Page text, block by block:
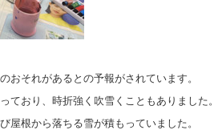
おそれがあるとの予報がされています。
ており、時折強く吹雪くこともありました。
屋根から落ちる雪が積もっていました。